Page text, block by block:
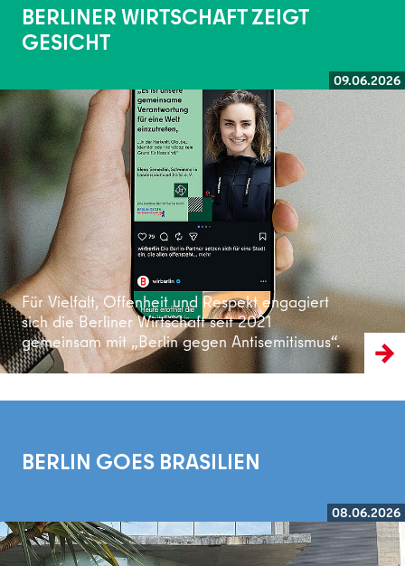
BERLINER WIRTSCHAFT ZEIGT
GESICHT
09.06.2026
Für Vielfalt, Offenheit und Respekt engagiert
sich die Berliner Wirtschaft seit 2021
gemeinsam mit „Berlin gegen Antisemitismus“.
Weiterlesen
BERLIN GOES BRASILIEN
08.06.2026